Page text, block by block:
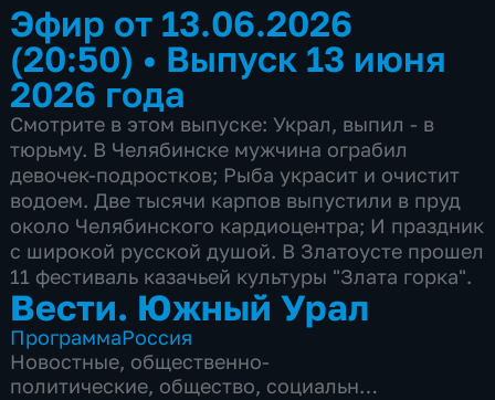
Эфир от 13.06.2026
(20:50) • Выпуск 13 июня
2026 года
Смотрите в этом выпуске: Украл, выпил - в
тюрьму. В Челябинске мужчина ограбил
девочек-подростков; Рыба украсит и очистит
водоем. Две тысячи карпов выпустили в пруд
около Челябинского кардиоцентра; И праздник
с широкой русской душой. В Златоусте прошел
11 фестиваль казачьей культуры "Злата горка".
Вести. Южный Урал
ПрограммаРоссия
Новостные, общественно-
политические, общество, социально-